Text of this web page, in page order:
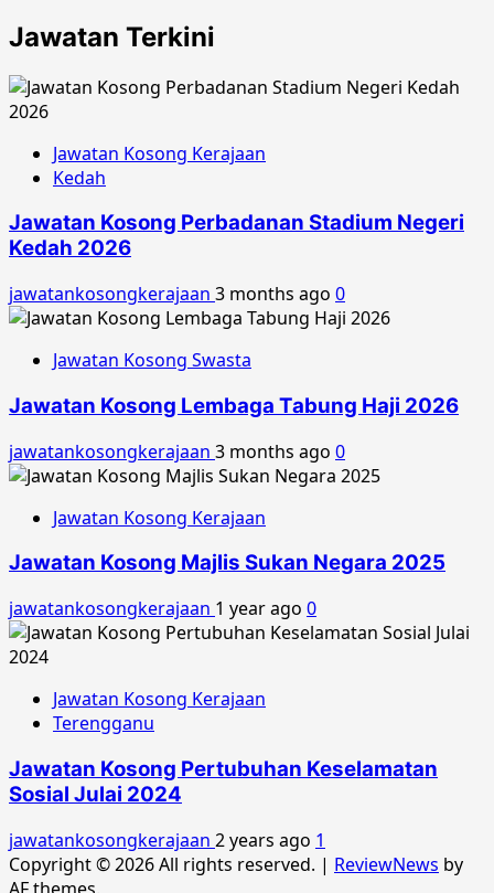
Jawatan Terkini
Jawatan Kosong Kerajaan
Kedah
Jawatan Kosong Perbadanan Stadium Negeri
Kedah 2026
jawatankosongkerajaan 3 months ago 0
Jawatan Kosong Swasta
Jawatan Kosong Lembaga Tabung Haji 2026
jawatankosongkerajaan 3 months ago 0
Jawatan Kosong Kerajaan
Jawatan Kosong Majlis Sukan Negara 2025
jawatankosongkerajaan 1 year ago 0
Jawatan Kosong Kerajaan
Terengganu
Jawatan Kosong Pertubuhan Keselamatan
Sosial Julai 2024
jawatankosongkerajaan 2 years ago 1
Copyright © 2026 All rights reserved. | ReviewNews by
AF themes.